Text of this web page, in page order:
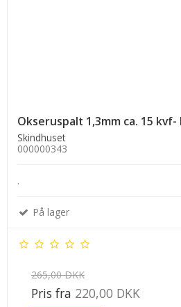
Okseruspalt 1,3mm ca. 15
Skindhuset
000000343
.
På lager
265,00 DKK
Pris fra 220,00 DKK